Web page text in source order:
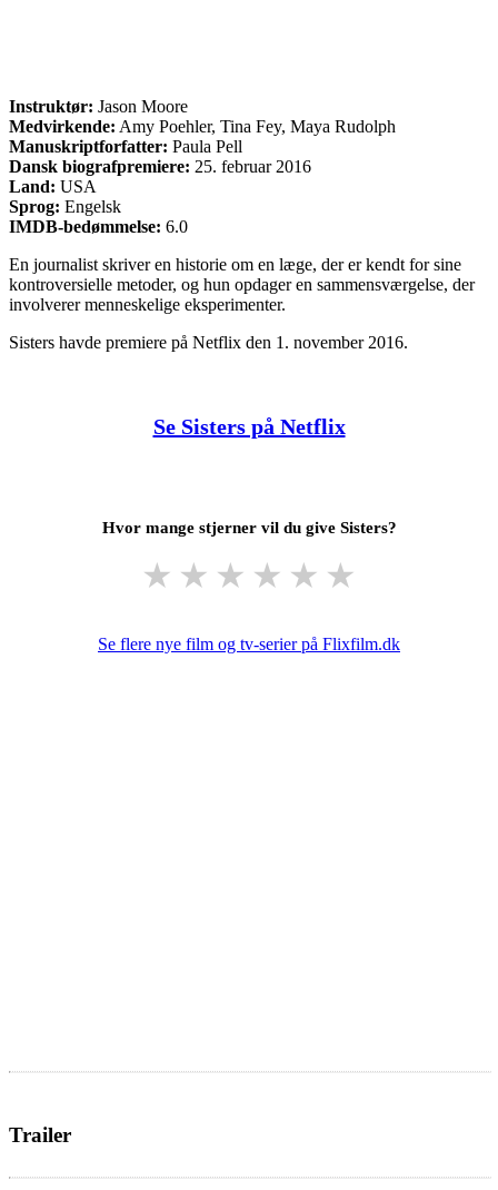
Instruktør: Jason Moore
Medvirkende: Amy Poehler, Tina Fey, Maya Rudolph
Manuskriptforfatter: Paula Pell
Dansk biografpremiere: 25. februar 2016
Land: USA
Sprog: Engelsk
IMDB-bedømmelse: 6.0
En journalist skriver en historie om en læge, der er kendt for sine
kontroversielle metoder, og hun opdager en sammensværgelse, der
involverer menneskelige eksperimenter.
Sisters havde premiere på Netflix den 1. november 2016.
Se Sisters på Netflix
Hvor mange stjerner vil du give Sisters?
★ ★ ★ ★ ★ ★
Se flere nye film og tv-serier på Flixfilm.dk
Trailer